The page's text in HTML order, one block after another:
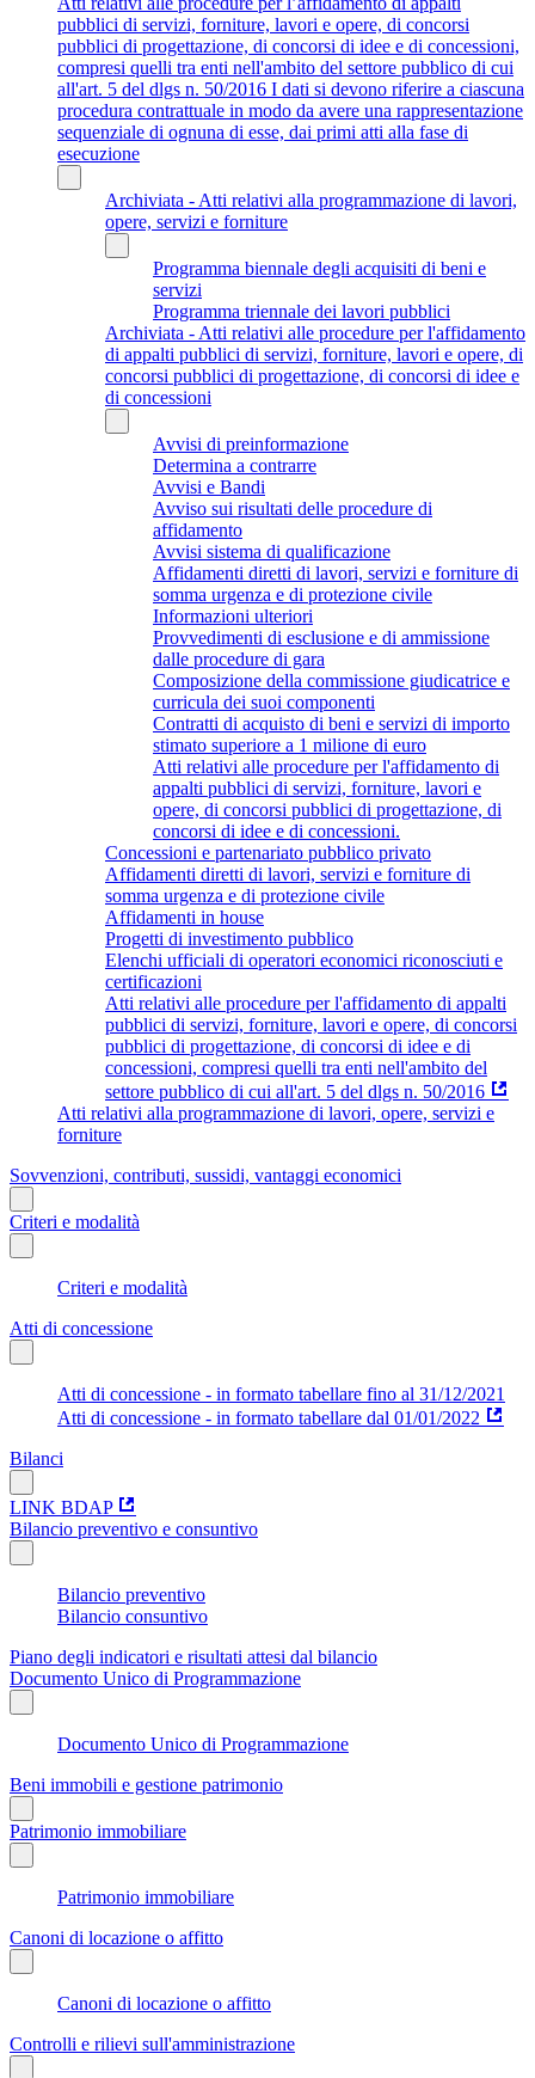
pubblici di servizi, forniture, lavori e opere, di concorsi
pubblici di progettazione, di concorsi di idee e di concessioni,
compresi quelli tra enti nell'ambito del settore pubblico di cui
all'art. 5 del dlgs n. 50/2016 I dati si devono riferire a ciascuna
procedura contrattuale in modo da avere una rappresentazione
sequenziale di ognuna di esse, dai primi atti alla fase di
esecuzione
Archiviata - Atti relativi alla programmazione di lavori,
opere, servizi e forniture
Programma biennale degli acquisiti di beni e
servizi
Programma triennale dei lavori pubblici
Archiviata - Atti relativi alle procedure per l'affidamento
di appalti pubblici di servizi, forniture, lavori e opere, di
concorsi pubblici di progettazione, di concorsi di idee e
di concessioni
Avvisi di preinformazione
Determina a contrarre
Avvisi e Bandi
Avviso sui risultati delle procedure di
affidamento
Avvisi sistema di qualificazione
Affidamenti diretti di lavori, servizi e forniture di
somma urgenza e di protezione civile
Informazioni ulteriori
Provvedimenti di esclusione e di ammissione
dalle procedure di gara
Composizione della commissione giudicatrice e
curricula dei suoi componenti
Contratti di acquisto di beni e servizi di importo
stimato superiore a 1 milione di euro
Atti relativi alle procedure per l'affidamento di
appalti pubblici di servizi, forniture, lavori e
opere, di concorsi pubblici di progettazione, di
concorsi di idee e di concessioni.
Concessioni e partenariato pubblico privato
Affidamenti diretti di lavori, servizi e forniture di
somma urgenza e di protezione civile
Affidamenti in house
Progetti di investimento pubblico
Elenchi ufficiali di operatori economici riconosciuti e
certificazioni
Atti relativi alle procedure per l'affidamento di appalti
pubblici di servizi, forniture, lavori e opere, di concorsi
pubblici di progettazione, di concorsi di idee e di
concessioni, compresi quelli tra enti nell'ambito del
settore pubblico di cui all'art. 5 del dlgs n. 50/2016
Atti relativi alla programmazione di lavori, opere, servizi e
forniture
Sovvenzioni, contributi, sussidi, vantaggi economici
Criteri e modalità
Criteri e modalità
Atti di concessione
Atti di concessione - in formato tabellare fino al 31/12/2021
Atti di concessione - in formato tabellare dal 01/01/2022
Bilanci
LINK BDAP
Bilancio preventivo e consuntivo
Bilancio preventivo
Bilancio consuntivo
Piano degli indicatori e risultati attesi dal bilancio
Documento Unico di Programmazione
Documento Unico di Programmazione
Beni immobili e gestione patrimonio
Patrimonio immobiliare
Patrimonio immobiliare
Canoni di locazione o affitto
Canoni di locazione o affitto
Controlli e rilievi sull'amministrazione